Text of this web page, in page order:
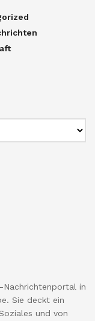
Nachrichtenportal in
Sie deckt ein
und von